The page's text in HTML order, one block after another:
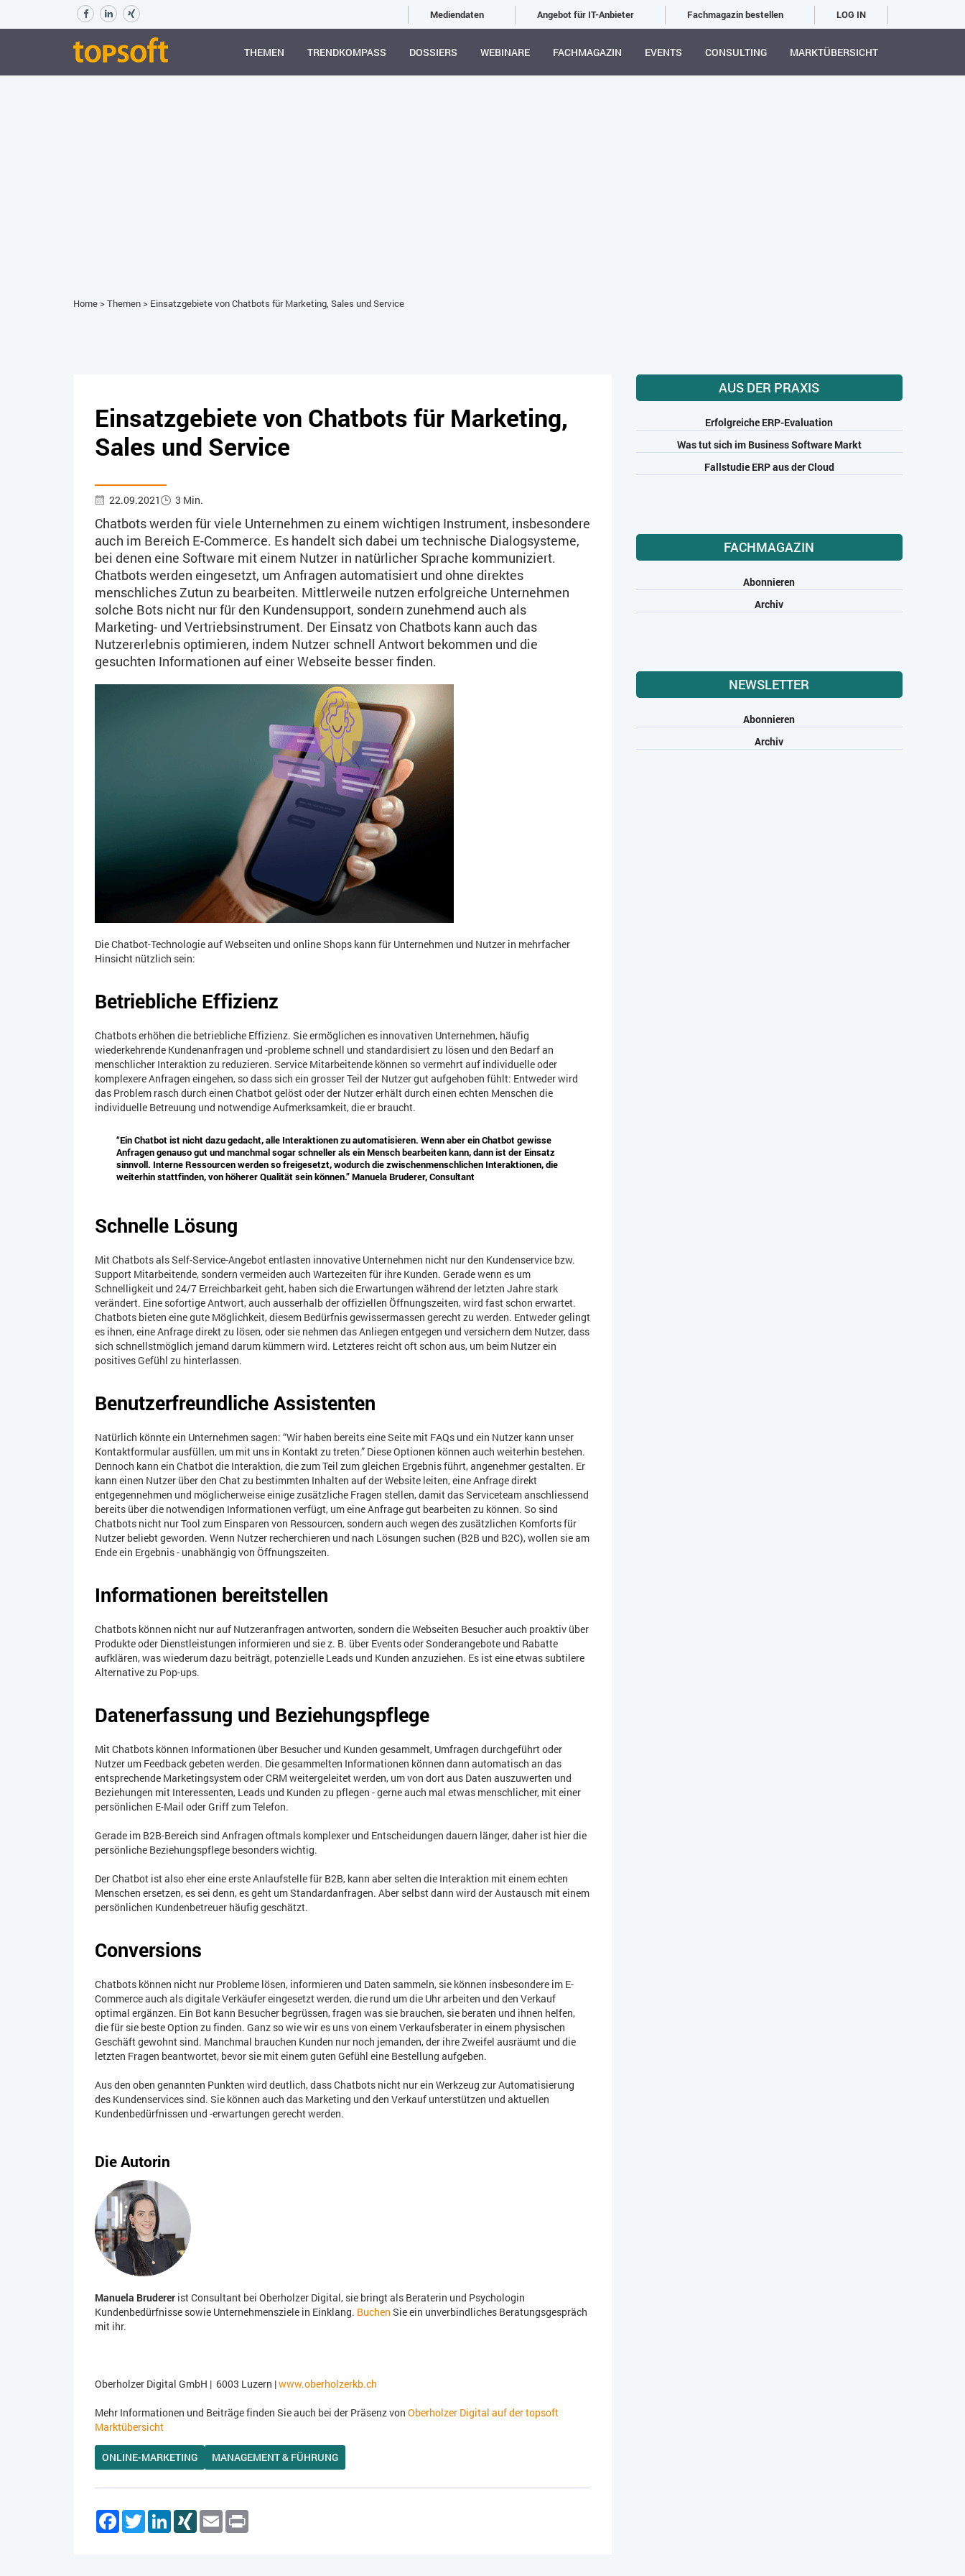
Mediendaten Angebot für IT-Anbieter Fachmagazin bestellen LOG IN
THEMEN TRENDKOMPASS DOSSIERS WEBINARE FACHMAGAZIN EVENTS CONSULTING MARKTÜBERSICHT
Home>Themen> Einsatzgebiete von Chatbots für Marketing, Sales und Service
Einsatzgebiete von Chatbots für Marketing,
Sales und Service
22.09.2021 3 Min.
Chatbots werden für viele Unternehmen zu einem wichtigen Instrument, insbesondere
auch im Bereich E-Commerce. Es handelt sich dabei um technische Dialogsysteme,
bei denen eine Software mit einem Nutzer in natürlicher Sprache kommuniziert.
Chatbots werden eingesetzt, um Anfragen automatisiert und ohne direktes
menschliches Zutun zu bearbeiten. Mittlerweile nutzen erfolgreiche Unternehmen
solche Bots nicht nur für den Kundensupport, sondern zunehmend auch als
Marketing- und Vertriebsinstrument. Der Einsatz von Chatbots kann auch das
Nutzererlebnis optimieren, indem Nutzer schnell Antwort bekommen und die
gesuchten Informationen auf einer Webseite besser finden.
Die Chatbot-Technologie auf Webseiten und online Shops kann für Unternehmen und Nutzer in mehrfacher
Hinsicht nützlich sein:
Betriebliche Effizienz
Chatbots erhöhen die betriebliche Effizienz. Sie ermöglichen es innovativen Unternehmen, häufig
wiederkehrende Kundenanfragen und -probleme schnell und standardisiert zu lösen und den Bedarf an
menschlicher Interaktion zu reduzieren. Service Mitarbeitende können so vermehrt auf individuelle oder
komplexere Anfragen eingehen, so dass sich ein grosser Teil der Nutzer gut aufgehoben fühlt: Entweder wird
das Problem rasch durch einen Chatbot gelöst oder der Nutzer erhält durch einen echten Menschen die
individuelle Betreuung und notwendige Aufmerksamkeit, die er braucht.
“Ein Chatbot ist nicht dazu gedacht, alle Interaktionen zu automatisieren. Wenn aber ein Chatbot gewisse
Anfragen genauso gut und manchmal sogar schneller als ein Mensch bearbeiten kann, dann ist der Einsatz
sinnvoll. Interne Ressourcen werden so freigesetzt, wodurch die zwischenmenschlichen Interaktionen, die
weiterhin stattfinden, von höherer Qualität sein können.” Manuela Bruderer, Consultant
Schnelle Lösung
Mit Chatbots als Self-Service-Angebot entlasten innovative Unternehmen nicht nur den Kundenservice bzw.
Support Mitarbeitende, sondern vermeiden auch Wartezeiten für ihre Kunden. Gerade wenn es um
Schnelligkeit und 24/7 Erreichbarkeit geht, haben sich die Erwartungen während der letzten Jahre stark
verändert. Eine sofortige Antwort, auch ausserhalb der offiziellen Öffnungszeiten, wird fast schon erwartet.
Chatbots bieten eine gute Möglichkeit, diesem Bedürfnis gewissermassen gerecht zu werden. Entweder gelingt
es ihnen, eine Anfrage direkt zu lösen, oder sie nehmen das Anliegen entgegen und versichern dem Nutzer, dass
sich schnellstmöglich jemand darum kümmern wird. Letzteres reicht oft schon aus, um beim Nutzer ein
positives Gefühl zu hinterlassen.
Benutzerfreundliche Assistenten
Natürlich könnte ein Unternehmen sagen: “Wir haben bereits eine Seite mit FAQs und ein Nutzer kann unser
Kontaktformular ausfüllen, um mit uns in Kontakt zu treten.” Diese Optionen können auch weiterhin bestehen.
Dennoch kann ein Chatbot die Interaktion, die zum Teil zum gleichen Ergebnis führt, angenehmer gestalten. Er
kann einen Nutzer über den Chat zu bestimmten Inhalten auf der Website leiten, eine Anfrage direkt
entgegennehmen und möglicherweise einige zusätzliche Fragen stellen, damit das Serviceteam anschliessend
bereits über die notwendigen Informationen verfügt, um eine Anfrage gut bearbeiten zu können. So sind
Chatbots nicht nur Tool zum Einsparen von Ressourcen, sondern auch wegen des zusätzlichen Komforts für
Nutzer beliebt geworden. Wenn Nutzer recherchieren und nach Lösungen suchen (B2B und B2C), wollen sie am
Ende ein Ergebnis - unabhängig von Öffnungszeiten.
Informationen bereitstellen
Chatbots können nicht nur auf Nutzeranfragen antworten, sondern die Webseiten Besucher auch proaktiv über
Produkte oder Dienstleistungen informieren und sie z. B. über Events oder Sonderangebote und Rabatte
aufklären, was wiederum dazu beiträgt, potenzielle Leads und Kunden anzuziehen. Es ist eine etwas subtilere
Alternative zu Pop-ups.
Datenerfassung und Beziehungspflege
Mit Chatbots können Informationen über Besucher und Kunden gesammelt, Umfragen durchgeführt oder
Nutzer um Feedback gebeten werden. Die gesammelten Informationen können dann automatisch an das
entsprechende Marketingsystem oder CRM weitergeleitet werden, um von dort aus Daten auszuwerten und
Beziehungen mit Interessenten, Leads und Kunden zu pflegen - gerne auch mal etwas menschlicher, mit einer
persönlichen E-Mail oder Griff zum Telefon.
Gerade im B2B-Bereich sind Anfragen oftmals komplexer und Entscheidungen dauern länger, daher ist hier die
persönliche Beziehungspflege besonders wichtig.
Der Chatbot ist also eher eine erste Anlaufstelle für B2B, kann aber selten die Interaktion mit einem echten
Menschen ersetzen, es sei denn, es geht um Standardanfragen. Aber selbst dann wird der Austausch mit einem
persönlichen Kundenbetreuer häufig geschätzt.
Conversions
Chatbots können nicht nur Probleme lösen, informieren und Daten sammeln, sie können insbesondere im E-
Commerce auch als digitale Verkäufer eingesetzt werden, die rund um die Uhr arbeiten und den Verkauf
optimal ergänzen. Ein Bot kann Besucher begrüssen, fragen was sie brauchen, sie beraten und ihnen helfen,
die für sie beste Option zu finden. Ganz so wie wir es uns von einem Verkaufsberater in einem physischen
Geschäft gewohnt sind. Manchmal brauchen Kunden nur noch jemanden, der ihre Zweifel ausräumt und die
letzten Fragen beantwortet, bevor sie mit einem guten Gefühl eine Bestellung aufgeben.
Aus den oben genannten Punkten wird deutlich, dass Chatbots nicht nur ein Werkzeug zur Automatisierung
des Kundenservices sind. Sie können auch das Marketing und den Verkauf unterstützen und aktuellen
Kundenbedürfnissen und -erwartungen gerecht werden.
Die Autorin
Manuela Bruderer ist Consultant bei Oberholzer Digital, sie bringt als Beraterin und Psychologin
Kundenbedürfnisse sowie Unternehmensziele in Einklang. Buchen Sie ein unverbindliches Beratungsgespräch
mit ihr.
Oberholzer Digital GmbH | 6003 Luzern |www.oberholzerkb.ch
Mehr Informationen und Beiträge finden Sie auch bei der Präsenz von Oberholzer Digital auf der topsoft
Marktübersicht
ONLINE-MARKETING MANAGEMENT & FÜHRUNG
FacebookTwitterLinkedInXING Email
AUS DER PRAXIS
Erfolgreiche ERP-Evaluation
Was tut sich im Business Software Markt
Fallstudie ERP aus der Cloud
FACHMAGAZIN
Abonnieren
Archiv
NEWSLETTER
Abonnieren
Archiv